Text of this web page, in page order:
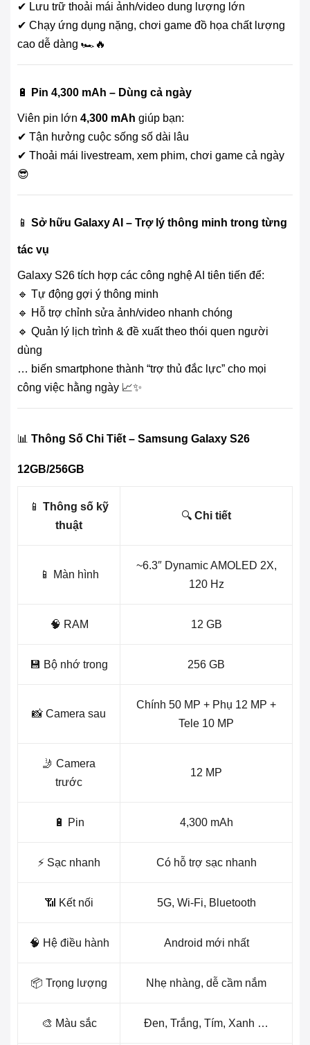
✔ Lưu trữ thoải mái ảnh/video dung lượng lớn
✔ Chạy ứng dụng nặng, chơi game đồ họa chất lượng
cao dễ dàng 🏎️🔥
🔋 Pin 4,300 mAh – Dùng cả ngày
Viên pin lớn 4,300 mAh giúp bạn:
✔ Tận hưởng cuộc sống số dài lâu
✔ Thoải mái livestream, xem phim, chơi game cả ngày
😎
📱 Sở hữu Galaxy AI – Trợ lý thông minh trong từng
tác vụ
Galaxy S26 tích hợp các công nghệ AI tiên tiến để:
🔹 Tự động gợi ý thông minh
🔹 Hỗ trợ chỉnh sửa ảnh/video nhanh chóng
🔹 Quản lý lịch trình & đề xuất theo thói quen người
dùng
… biến smartphone thành “trợ thủ đắc lực” cho mọi
công việc hằng ngày 📈✨
📊 Thông Số Chi Tiết – Samsung Galaxy S26
12GB/256GB
📱 Thông số kỹ
thuật
🔍 Chi tiết
📱 Màn hình
~6.3″ Dynamic AMOLED 2X,
120 Hz
🧠 RAM 12 GB
💾 Bộ nhớ trong 256 GB
📸 Camera sau
Chính 50 MP + Phụ 12 MP +
Tele 10 MP
🤳 Camera
trước
12 MP
🔋 Pin 4,300 mAh
⚡ Sạc nhanh Có hỗ trợ sạc nhanh
📶 Kết nối 5G, Wi-Fi, Bluetooth
🧠 Hệ điều hành Android mới nhất
📦 Trọng lượng Nhẹ nhàng, dễ cầm nắm
🎨 Màu sắc Đen, Trắng, Tím, Xanh …